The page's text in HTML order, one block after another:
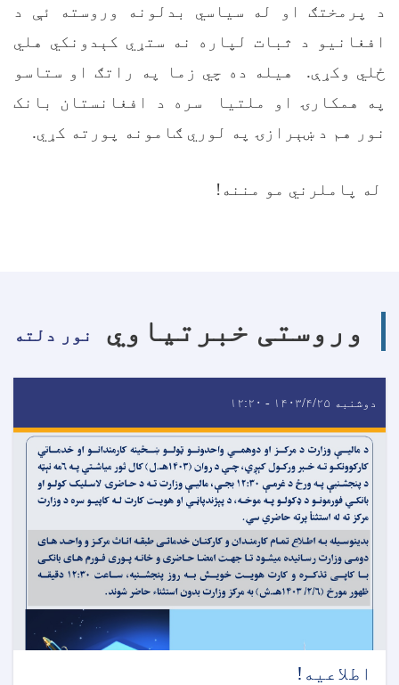
د پرمختګ او له سیاسي بدلونه وروسته ئې د
افغانیو د ثبات لپاره نه ستړي کېدونکي هلي
ځلي وکړې. هیله ده چي زما په راتګ او ستاسو
په همکارۍ او ملتیا سره د افغانستان بانک
نور هم د ښېرازۍ په لوري ګامونه پورته کړي.
له پاملرني مو مننه!
وروستی خبرتیاوي نور دلته
دوشنبه ۱۴۰۳/۴/۲۵ - ۱۲:۲۰
اطلاعیه!